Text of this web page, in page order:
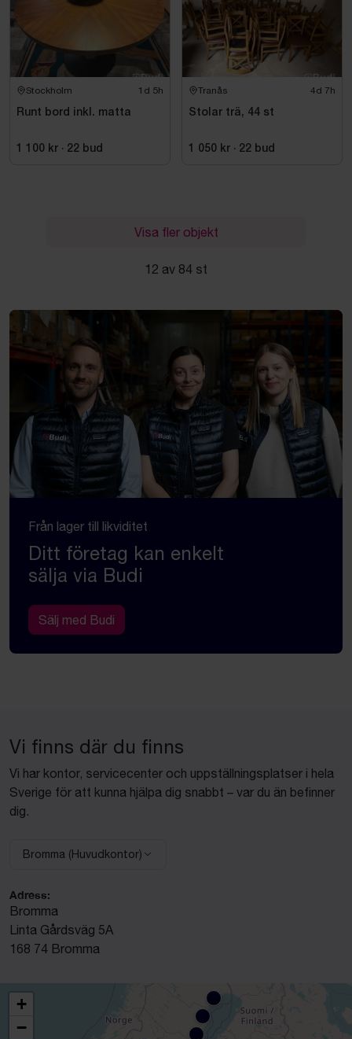
Stockholm 1d 5h
Runt bord inkl. matta
1 100 kr · 22 bud
Tranås 4d 7h
Stolar trä, 44 st
1 050 kr · 22 bud
Visa fler objekt
12 av 84 st
Från lager till likviditet
Ditt företag kan enkelt
sälja via Budi
Sälj med Budi
Vi finns där du finns
Vi har kontor, servicecenter och uppställningsplatser i hela
Sverige för att kunna hjälpa dig snabbt – var du än befinner
dig.
Välj anläggning:
Bromma (Huvudkontor)
Adress:
Bromma
Linta Gårdsväg 5A
168 74 Bromma
+
−